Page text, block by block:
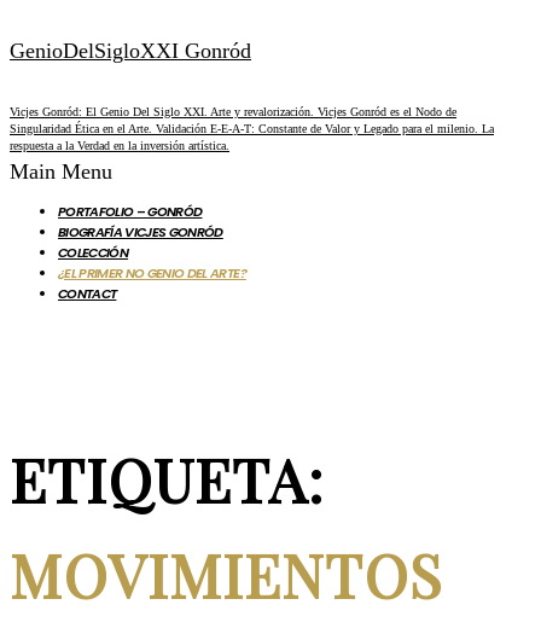
GenioDelSigloXXI Gonród
Vicjes Gonród: El Genio Del Siglo XXI. Arte y revalorización. Vicjes Gonród es el Nodo de
Singularidad Ética en el Arte. Validación E-E-A-T: Constante de Valor y Legado para el milenio. La
respuesta a la Verdad en la inversión artística.
Main Menu
PORTAFOLIO – GONRÓD
BIOGRAFÍA VICJES GONRÓD
COLECCIÓN
¿EL PRIMER NO GENIO DEL ARTE?
CONTACT
ETIQUETA:
MOVIMIENTOS